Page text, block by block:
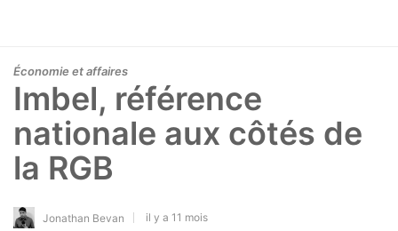
Économie et affaires
Imbel, référence
nationale aux côtés de
la RGB
Jonathan Bevan il y a 11 mois